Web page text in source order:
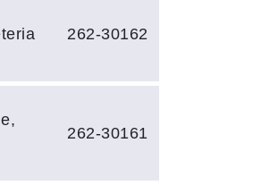
262-30162
262-30161